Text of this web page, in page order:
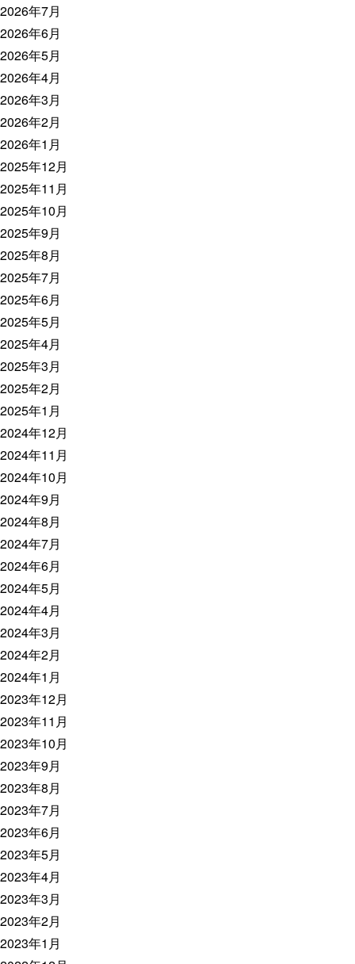
2026年7月
2026年6月
2026年5月
2026年4月
2026年3月
2026年2月
2026年1月
2025年12月
2025年11月
2025年10月
2025年9月
2025年8月
2025年7月
2025年6月
2025年5月
2025年4月
2025年3月
2025年2月
2025年1月
2024年12月
2024年11月
2024年10月
2024年9月
2024年8月
2024年7月
2024年6月
2024年5月
2024年4月
2024年3月
2024年2月
2024年1月
2023年12月
2023年11月
2023年10月
2023年9月
2023年8月
2023年7月
2023年6月
2023年5月
2023年4月
2023年3月
2023年2月
2023年1月